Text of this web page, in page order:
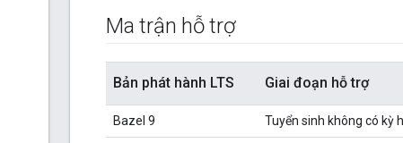
Ma trận hỗ trợ
Bản phát hành LTS Giai đoạn hỗ trợ
Bazel 9 Tuyển sinh không có kỳ